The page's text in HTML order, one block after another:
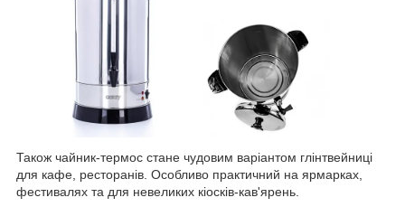
Також чайник-термос стане чудовим варіантом глінтвейниці
для кафе, ресторанів. Особливо практичний на ярмарках,
фестивалях та для невеликих кіосків-кав'ярень.